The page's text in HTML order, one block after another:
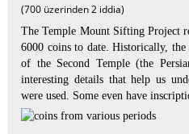
(700 üzerinden 2 iddia)
The Temple Mount Sifting Project
6000 coins to date. Historically,
of the Second Temple (the
interesting details that help us
were used. Some even have